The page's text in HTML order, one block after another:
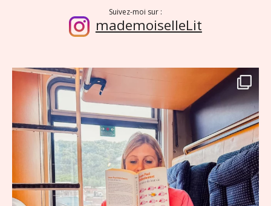
Suivez-moi sur :
mademoiselleLit